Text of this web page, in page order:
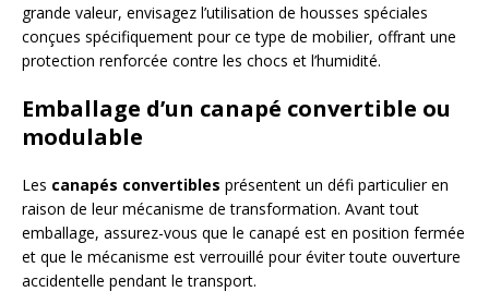
grande valeur, envisagez l’utilisation de housses spéciales
conçues spécifiquement pour ce type de mobilier, offrant une
protection renforcée contre les chocs et l’humidité.
Emballage d’un canapé convertible ou
modulable
Les canapés convertibles présentent un défi particulier en
raison de leur mécanisme de transformation. Avant tout
emballage, assurez-vous que le canapé est en position fermée
et que le mécanisme est verrouillé pour éviter toute ouverture
accidentelle pendant le transport.